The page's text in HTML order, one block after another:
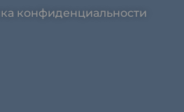
конфиденциальности